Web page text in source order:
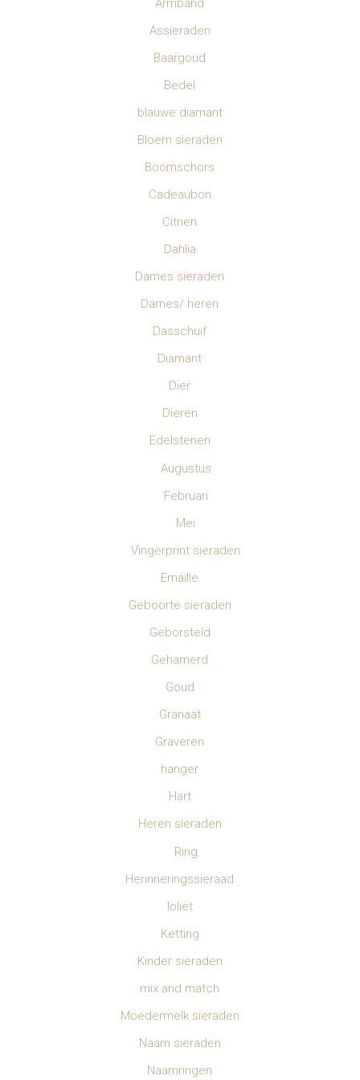
Armband
Assieraden
Baargoud
Bedel
blauwe diamant
Bloem sieraden
Boomschors
Cadeaubon
Citrien
Dahlia
Dames sieraden
Dames/ heren
Dasschuif
Diamant
Dier
Dieren
Edelstenen
Augustus
Februari
Mei
Vingerprint sieraden
Emaille
Geboorte sieraden
Geborsteld
Gehamerd
Goud
Granaat
Graveren
hanger
Hart
Heren sieraden
Ring
Herinneringssieraad
Ioliet
Ketting
Kinder sieraden
mix and match
Moedermelk sieraden
Naam sieraden
Naamringen